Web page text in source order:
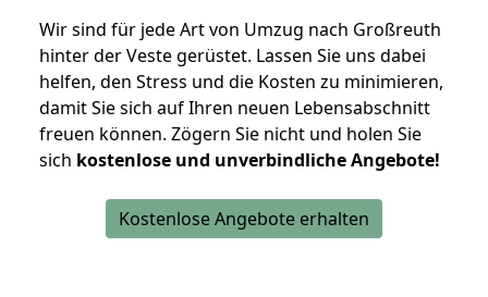
Wir sind für jede Art von Umzug nach Großreuth
hinter der Veste gerüstet. Lassen Sie uns dabei
helfen, den Stress und die Kosten zu minimieren,
damit Sie sich auf Ihren neuen Lebensabschnitt
freuen können. Zögern Sie nicht und holen Sie
sich kostenlose und unverbindliche Angebote!
Kostenlose Angebote erhalten